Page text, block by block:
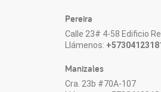
Pereira
Calle 23# 4-58 Edificio
Llámenos:
Manizales
Cra. 23b #70A-107